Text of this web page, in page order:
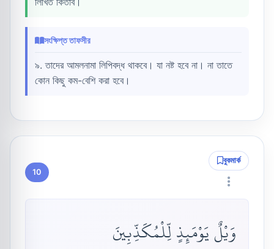
সংক্ষিপ্ত তাফসীর
৯. তাদের আমলনামা লিপিবদ্ধ থাকবে। যা নষ্ট হবে না। না তাতে
কোন কিছু কম-বেশি করা হবে।
10
বুকমার্ক
وَيْلٌ يَوْمَئِذٍ لِّلْمُكَذِّبِينَ